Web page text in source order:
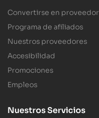
Convertirse en proveedor
Programa de afiliados
Nuestros proveedores
Accesibilidad
Promociones
Empleos
Nuestros Servicios